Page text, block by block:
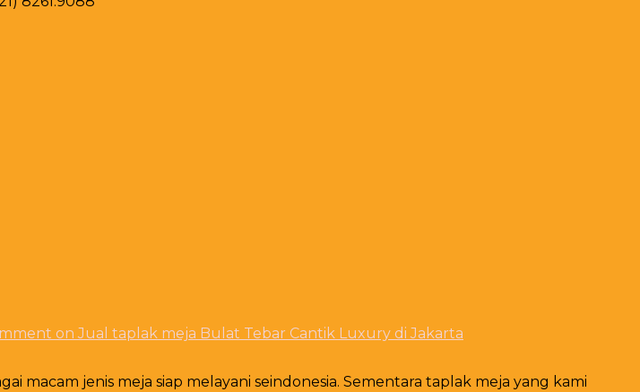
on Jual taplak meja Bulat Tebar Cantik Luxury di Jakarta
jenis meja siap melayani seindonesia. Sementara taplak meja yang kami